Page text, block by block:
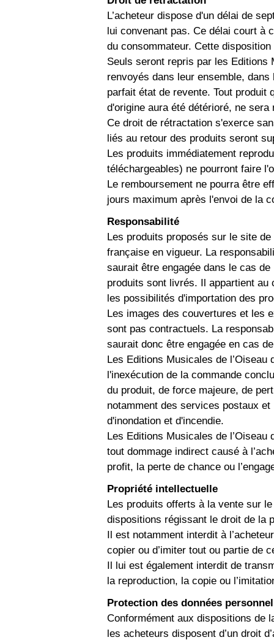
L’acheteur dispose d'un délai de
lui convenant pas. Ce délai court à
du consommateur. Cette
Seuls seront repris par les Editions
renvoyés dans leur ensemble,
parfait état de revente. Tout produit
d'origine aura été détérioré, ne sera
Ce droit de rétractation s'exerce
liés au retour des produits seront
Les produits immédiatement
téléchargeables) ne pourront faire
Le remboursement ne pourra être
jours maximum après l'envoi de la
Responsabilité
Les produits proposés sur le site
française en vigueur. La
saurait être engagée dans le cas
produits sont livrés. Il appartient
les possibilités d'importation des
Les images des couvertures et les
sont pas contractuels. La
saurait donc être engagée en cas
Les Editions Musicales de l’Oiseau
l'inexécution de la commande
du produit, de force majeure, de
notamment des services postaux
d'inondation et d'incendie.
Les Editions Musicales de l’Oiseau
tout dommage indirect causé à
profit, la perte de chance ou
Propriété intellectuelle
Les produits offerts à la vente sur
dispositions régissant le droit de la
Il est notamment interdit à
copier ou d’imiter tout ou partie de
Il lui est également interdit de
la reproduction, la copie ou
Protection des données
Conformément aux dispositions de
les acheteurs disposent d’un droit